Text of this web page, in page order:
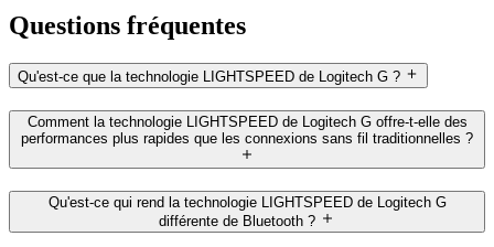
Questions fréquentes
Qu'est-ce que la technologie LIGHTSPEED de Logitech G ?
Comment la technologie LIGHTSPEED de Logitech G offre-t-elle des
performances plus rapides que les connexions sans fil traditionnelles ?
Qu'est-ce qui rend la technologie LIGHTSPEED de Logitech G
différente de Bluetooth ?